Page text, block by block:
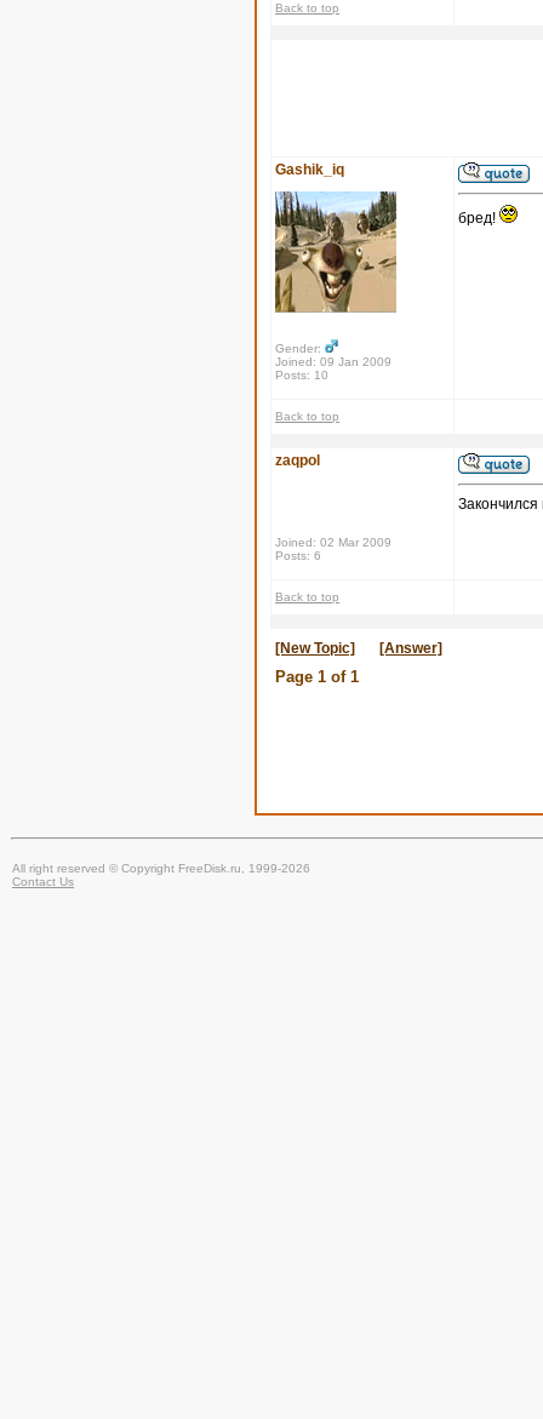
Back to top
Gashik_iq
Gender:
Joined: 09 Jan 2009
Posts: 10
бред!
Back to top
zaqpol
Joined: 02 Mar 2009
Posts: 6
Закончился
Back to top
[New Topic] [Answer]
Page 1 of 1
All right reserved © Copyright FreeDisk.ru, 1999-2026
Contact Us